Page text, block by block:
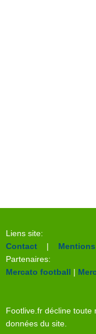
Liens site:
Contact |
Partenaires:
Mercato football |
Footlive.fr décline toute
données du site.